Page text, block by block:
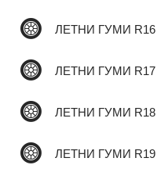
ЛЕТНИ ГУМИ R16
ЛЕТНИ ГУМИ R17
ЛЕТНИ ГУМИ R18
ЛЕТНИ ГУМИ R19